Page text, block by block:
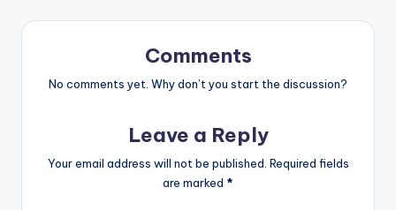
Comments
No comments yet. Why don’t you start the discussion?
Leave a Reply
Your email address will not be published. Required fields
are marked *